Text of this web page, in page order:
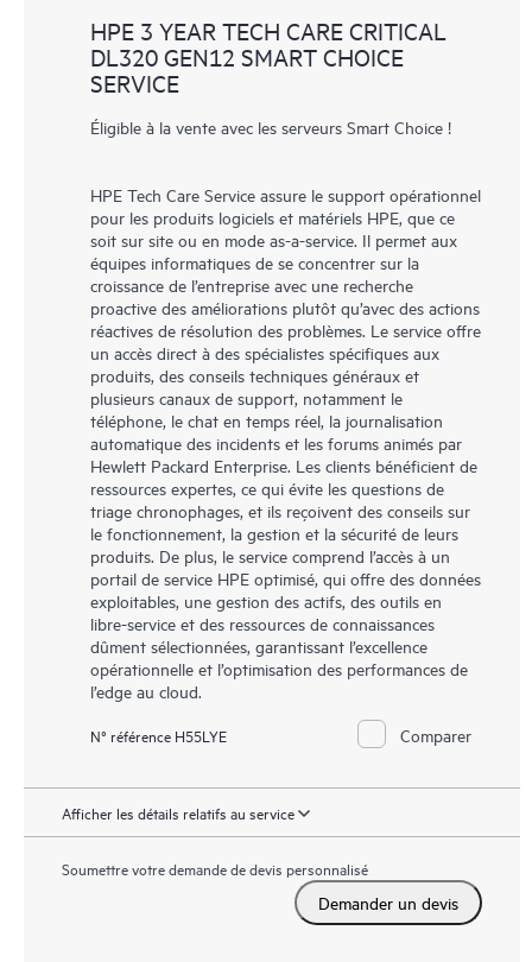
HPE 3 YEAR TECH CARE CRITICAL
DL320 GEN12 SMART CHOICE
SERVICE
Éligible à la vente avec les serveurs Smart Choice !
HPE Tech Care Service assure le support opérationnel
pour les produits logiciels et matériels HPE, que ce
soit sur site ou en mode as-a-service. Il permet aux
équipes informatiques de se concentrer sur la
croissance de l’entreprise avec une recherche
proactive des améliorations plutôt qu’avec des actions
réactives de résolution des problèmes. Le service offre
un accès direct à des spécialistes spécifiques aux
produits, des conseils techniques généraux et
plusieurs canaux de support, notamment le
téléphone, le chat en temps réel, la journalisation
automatique des incidents et les forums animés par
Hewlett Packard Enterprise. Les clients bénéficient de
ressources expertes, ce qui évite les questions de
triage chronophages, et ils reçoivent des conseils sur
le fonctionnement, la gestion et la sécurité de leurs
produits. De plus, le service comprend l’accès à un
portail de service HPE optimisé, qui offre des données
exploitables, une gestion des actifs, des outils en
libre-service et des ressources de connaissances
dûment sélectionnées, garantissant l’excellence
opérationnelle et l’optimisation des performances de
l’edge au cloud.
N° référence H55LYE Comparer
Afficher les détails relatifs au service
Soumettre votre demande de devis personnalisé
Demander un devis